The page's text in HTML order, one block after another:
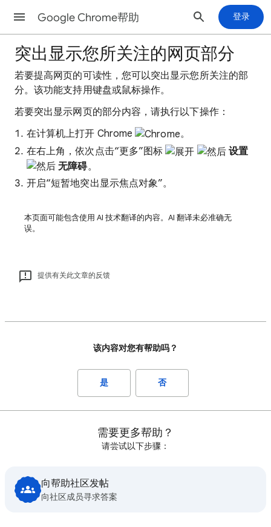
Google Chrome帮助 登录
突出显示您所关注的网页部分
若要提高网页的可读性，您可以突出显示您所关注的部
分。该功能支持用键盘或鼠标操作。
若要突出显示网页的部分内容，请执行以下操作：
在计算机上打开 Chrome
。
在右上角，依次点击“更多”图标
设置
无障碍。
开启“短暂地突出显示焦点对象”。
本页面可能包含使用 AI 技术翻译的内容。AI 翻译未必准确无
误。
提供有关此文章的反馈
该内容对您有帮助吗？
是 否
需要更多帮助？
请尝试以下步骤：
向帮助社区发帖
向社区成员寻求答案